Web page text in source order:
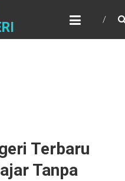
Terbaru
Tanpa